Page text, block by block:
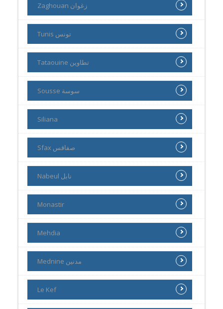
Zaghouan زغوان
Tunis تونس
Tataouine تطاوين
Sousse سوسة
Siliana
Sfax صفاقس
Nabeul نابل
Monastir
Mehdia
Mednine مدنين
Le Kef